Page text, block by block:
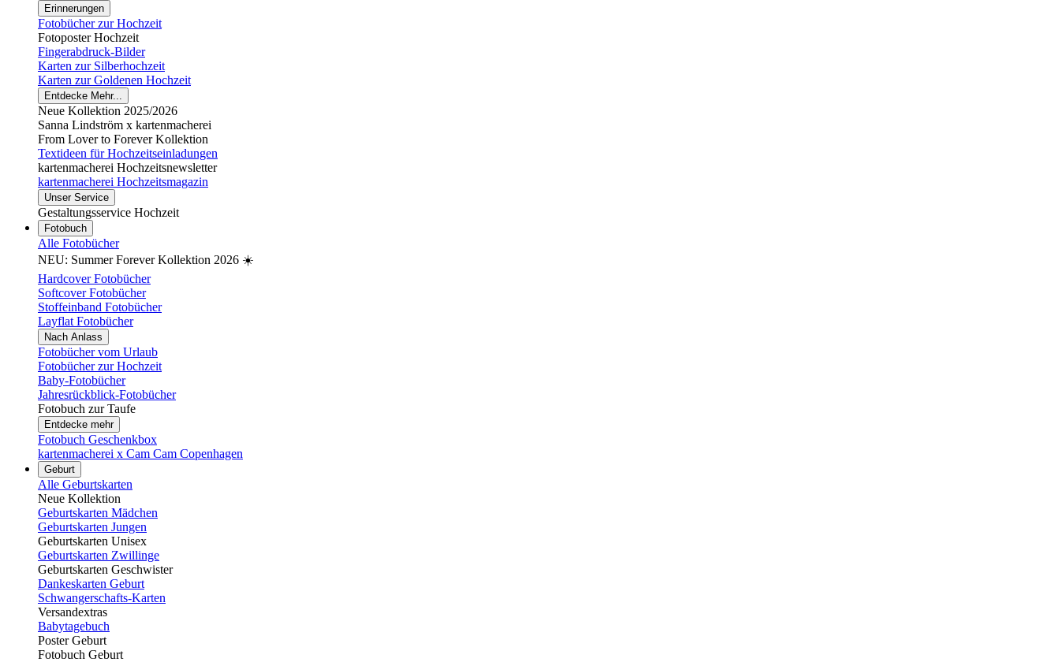
Erinnerungen
Fotobücher zur Hochzeit
Fotoposter Hochzeit
Fingerabdruck-Bilder
Karten zur Silberhochzeit
Karten zur Goldenen Hochzeit
Entdecke Mehr...
Neue Kollektion 2025/2026
Sanna Lindström x kartenmacherei
From Lover to Forever Kollektion
Textideen für Hochzeitseinladungen
kartenmacherei Hochzeitsnewsletter
kartenmacherei Hochzeitsmagazin
Unser Service
Gestaltungsservice Hochzeit
Fotobuch
Alle Fotobücher
NEU: Summer Forever Kollektion 2026 ☀️
Hardcover Fotobücher
Softcover Fotobücher
Stoffeinband Fotobücher
Layflat Fotobücher
Nach Anlass
Fotobücher vom Urlaub
Fotobücher zur Hochzeit
Baby-Fotobücher
Jahresrückblick-Fotobücher
Fotobuch zur Taufe
Entdecke mehr
Fotobuch Geschenkbox
kartenmacherei x Cam Cam Copenhagen
Geburt
Alle Geburtskarten
Neue Kollektion
Geburtskarten Mädchen
Geburtskarten Jungen
Geburtskarten Unisex
Geburtskarten Zwillinge
Geburtskarten Geschwister
Dankeskarten Geburt
Schwangerschafts-Karten
Versandextras
Babytagebuch
Poster Geburt
Fotobuch Geburt